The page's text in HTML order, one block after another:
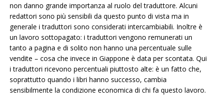
non danno grande importanza al ruolo del traduttore. Alcuni
redattori sono più sensibili da questo punto di vista ma in
generale i traduttori sono considerati intercambiabili. Inoltre è
un lavoro sottopagato: i traduttori vengono remunerati un
tanto a pagina e di solito non hanno una percentuale sulle
vendite – cosa che invece in Giappone è data per scontata. Qui
i traduttori ricevono percentuali piuttosto alte: è un fatto che,
soprattutto quando i libri hanno successo, cambia
sensibilmente la condizione economica di chi fa questo lavoro.